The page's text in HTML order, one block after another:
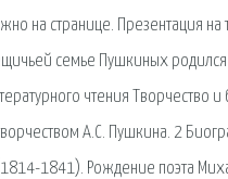
на странице. Презентация
семье Пушкиных
чтения Творчество
А.С. Пушкина. 2
1841). Рождение поэта